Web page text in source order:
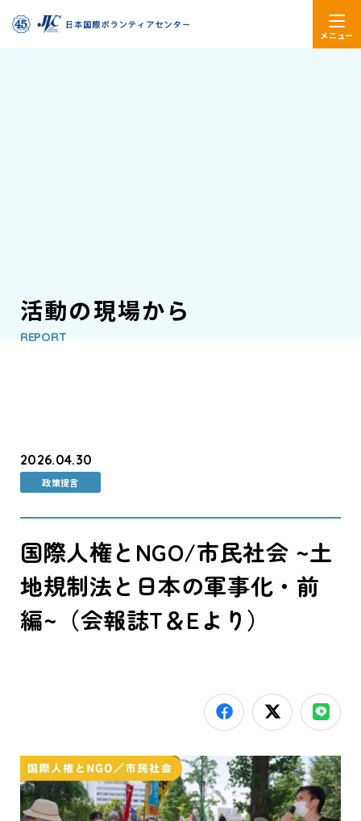
メニュー
活動の現場から
REPORT
2026.04.30
政策提言
国際人権とNGO/市民社会 ~土
地規制法と日本の軍事化・前
編~（会報誌T＆Eより）